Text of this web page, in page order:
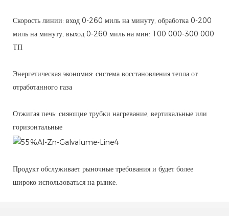
Скорость линии: вход 0-260 миль на минуту, обработка 0-200
миль на минуту, выход 0-260 миль на мин: 100 000-300 000
ТП
Энергетическая экономия: система восстановления тепла от
отработанного газа
Отжигая печь: сияющие трубки нагревание, вертикальные или
горизонтальные
Продукт обслуживает рыночные требования и будет более
широко использоваться на рынке.